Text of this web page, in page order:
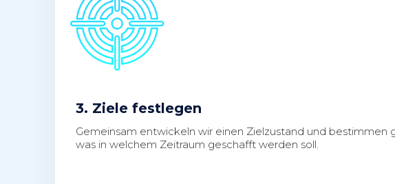
3. Ziele festlegen
Gemeinsam entwickeln wir einen Zielzustand und bestimmen
was in welchem Zeitraum geschafft werden soll.